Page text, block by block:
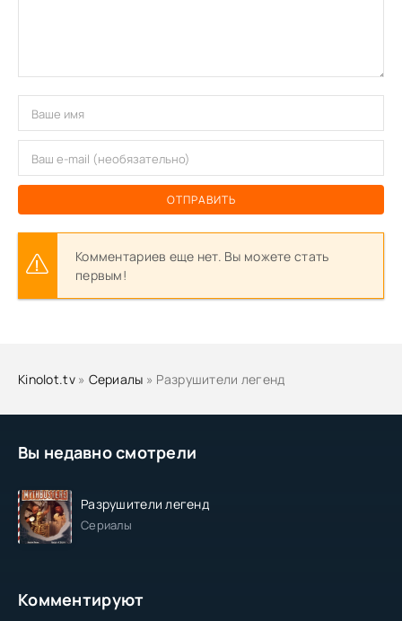
Вы недавно смотрели
Разрушители легенд
Сериалы
Комментируют
ОТПРАВИТЬ
Комментариев еще нет. Вы можете стать
первым!
Kinolot.tv» Сериалы » Разрушители легенд